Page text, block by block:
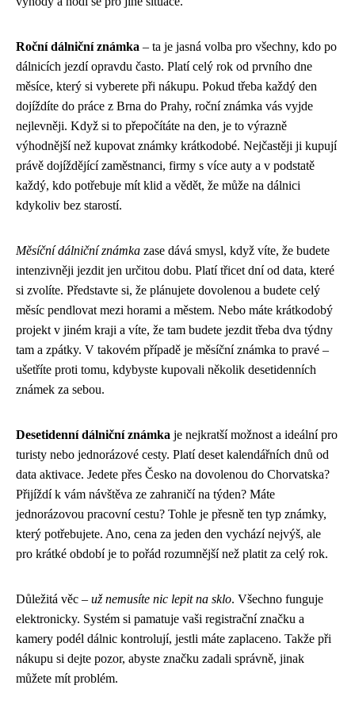
Roční dálniční známka – ta je jasná volba pro všechny, kdo po
dálnicích jezdí opravdu často. Platí celý rok od prvního dne
měsíce, který si vyberete při nákupu. Pokud třeba každý den
dojíždíte do práce z Brna do Prahy, roční známka vás vyjde
nejlevněji. Když si to přepočítáte na den, je to výrazně
výhodnější než kupovat známky krátkodobé. Nejčastěji ji kupují
právě dojíždějící zaměstnanci, firmy s více auty a v podstatě
každý, kdo potřebuje mít klid a vědět, že může na dálnici
kdykoliv bez starostí.
Měsíční dálniční známka zase dává smysl, když víte, že budete
intenzivněji jezdit jen určitou dobu. Platí třicet dní od data, které
si zvolíte. Představte si, že plánujete dovolenou a budete celý
měsíc pendlovat mezi horami a městem. Nebo máte krátkodobý
projekt v jiném kraji a víte, že tam budete jezdit třeba dva týdny
tam a zpátky. V takovém případě je měsíční známka to pravé –
ušetříte proti tomu, kdybyste kupovali několik desetidenních
známek za sebou.
Desetidenní dálniční známka je nejkratší možnost a ideální pro
turisty nebo jednorázové cesty. Platí deset kalendářních dnů od
data aktivace. Jedete přes Česko na dovolenou do Chorvatska?
Přijíždí k vám návštěva ze zahraničí na týden? Máte
jednorázovou pracovní cestu? Tohle je přesně ten typ známky,
který potřebujete. Ano, cena za jeden den vychází nejvýš, ale
pro krátké období je to pořád rozumnější než platit za celý rok.
Důležitá věc – už nemusíte nic lepit na sklo. Všechno funguje
elektronicky. Systém si pamatuje vaši registrační značku a
kamery podél dálnic kontrolují, jestli máte zaplaceno. Takže při
nákupu si dejte pozor, abyste značku zadali správně, jinak
můžete mít problém.